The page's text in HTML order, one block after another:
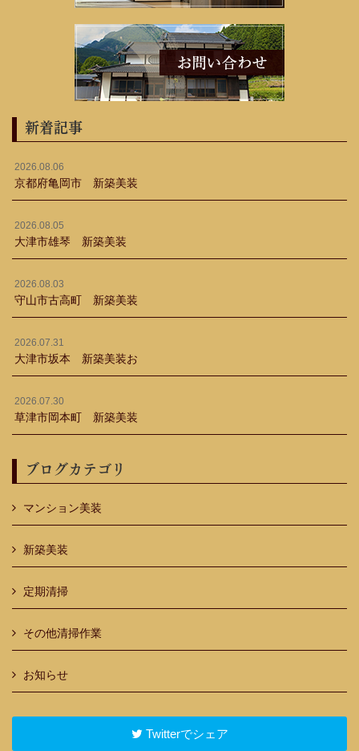
新着記事
2026.08.06
京都府亀岡市 新築美装
2026.08.05
大津市雄琴 新築美装
2026.08.03
守山市古高町 新築美装
2026.07.31
大津市坂本 新築美装お
2026.07.30
草津市岡本町 新築美装
ブログカテゴリ
マンション美装
新築美装
定期清掃
その他清掃作業
お知らせ
Twitterでシェア